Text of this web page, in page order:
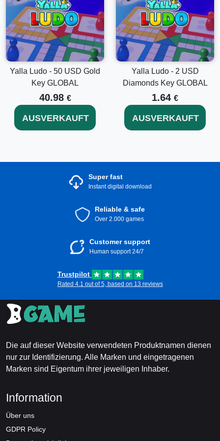
Yalla Ludo - 50 USD Gold
Key GLOBAL
40.98 €
AUSVERKAUFT
Yalla Ludo - 2 USD
Diamonds Key GLOBAL
1.64 €
AUSVERKAUFT
Super fast
Instant digital download
Reliable & safe
Over 2.000 games
Customer support
Human support 24/7
Trustpilot
Rated 4.1 out of 5, based on 13 reviews
Die auf dieser Website verwendeten Produktnamen dienen
nur zur Identifizierung. Alle Marken und eingetragenen
Marken sind Eigentum ihrer jeweiligen Inhaber.
Information
Über uns
GDPR Policy